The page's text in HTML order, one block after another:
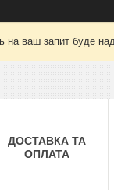
на ваш запит буде
ДОСТАВКА ТА
ОПЛАТА